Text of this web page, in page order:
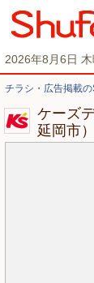
2026年8月6日 木
チラシ・広告掲載の
ケーズ
延岡市）